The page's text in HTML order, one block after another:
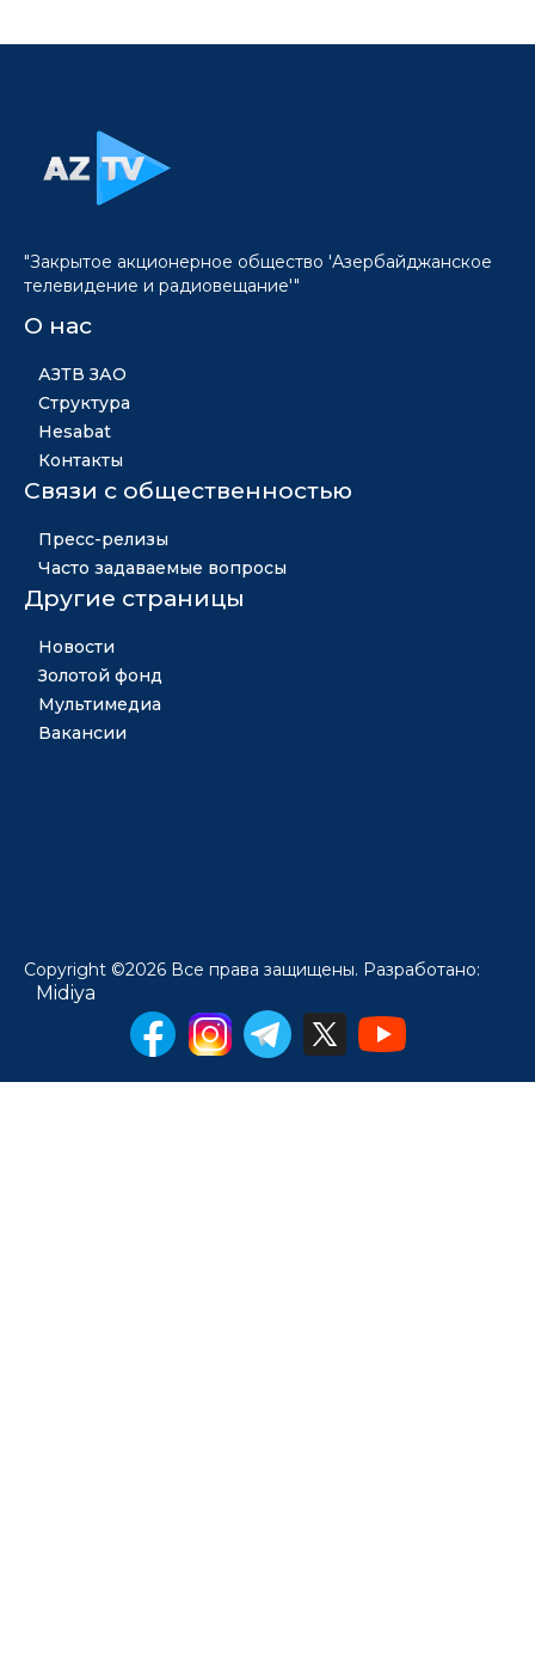
"Закрытое акционерное общество 'Азербайджанское
телевидение и радиовещание'"
О нас
АЗТВ ЗАО
Структура
Hesabat
Контакты
Связи с общественностью
Пресс-релизы
Часто задаваемые вопросы
Другие страницы
Новости
Золотой фонд
Мультимедиа
Вакансии
Copyright ©2026 Все права защищены. Разработано:
Midiya